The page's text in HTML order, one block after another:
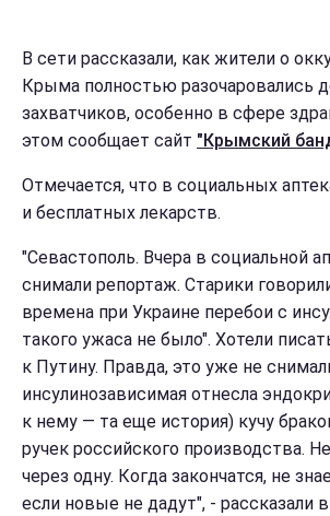
В сети рассказали, как жители о
Крыма полностью разочаровались
захватчиков, особенно в сфере
этом сообщает сайт "Крымский
Отмечается, что в социальных
и бесплатных лекарств.
"Севастополь. Вчера в социальной
снимали репортаж. Старики
времена при Украине перебои с
такого ужаса не было". Хотели
к Путину. Правда, это уже не
инсулинозависимая отнесла
к нему — та еще история) кучу
ручек российского производства.
через одну. Когда закончатся, не
если новые не дадут", - рассказали